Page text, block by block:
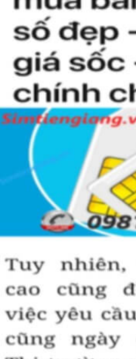
kiện để sở hữu một sim tứ
người khác cũng sẽ biết
nào rồi?
Hướng dẫn mua
Simtiengiang.vn.
Sim Tiền Giang là đơn vị
tín chất lượng.
Chọn mua sim số đẹp
một số phải vừa đẹp, vừa
hảo. Vậy phải làm sao?